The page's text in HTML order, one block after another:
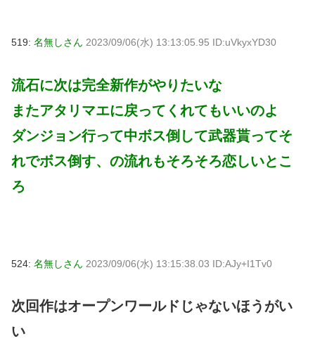
519: 名無しさん 2023/09/06(水) 13:13:05.95 ID:uVkyxYD30
流石に次は完全新作がやりたいな
またアタリマエに戻ってくれてもいいのよ
ダンジョン行って中ボス倒して武器貰ってそ
れでボス倒す、の流れもそろそろ恋しいとこ
ろ
524: 名無しさん 2023/09/06(水) 13:15:38.03 ID:AJy+I1Tv0
次回作はオープンワールドじゃないほうがい
い